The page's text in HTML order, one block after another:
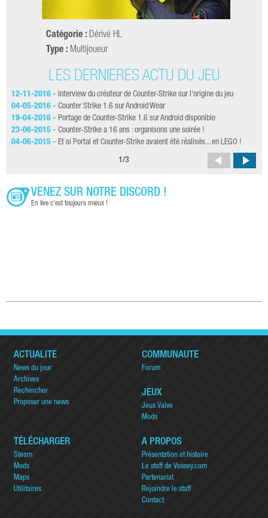
Catégorie : Dérivé HL
Type : Multijoueur
LES DERNIÈRES ACTU DU JEU
12-11-2016 - Interview du créateur de Counter-Strike sur l'origine du jeu
04-05-2016 - Counter Strike 1.6 sur Android Wear
19-04-2016 - Portage de Counter-Strike 1.6 sur Android disponible
23-06-2015 - Counter-Strike a 16 ans : organisons une soirée !
04-06-2015 - Et si Portal et Counter-Strike avaient été réalisés... en LEGO !
1/3
VENEZ SUR NOTRE DISCORD !
En live c'est toujours mieux !
ACTUALITÉ
News du jour
Archives
Rechercher
Proposer une news
COMMUNAUTÉ
Forum
JEUX
Jeux Valve
Mods
TÉLÉCHARGER
Steam
Mods
Maps
Utilitaires
A PROPOS
Présentation et histoire
Le staff de Vossey.com
Partenariat
Rejoindre le staff
Contact